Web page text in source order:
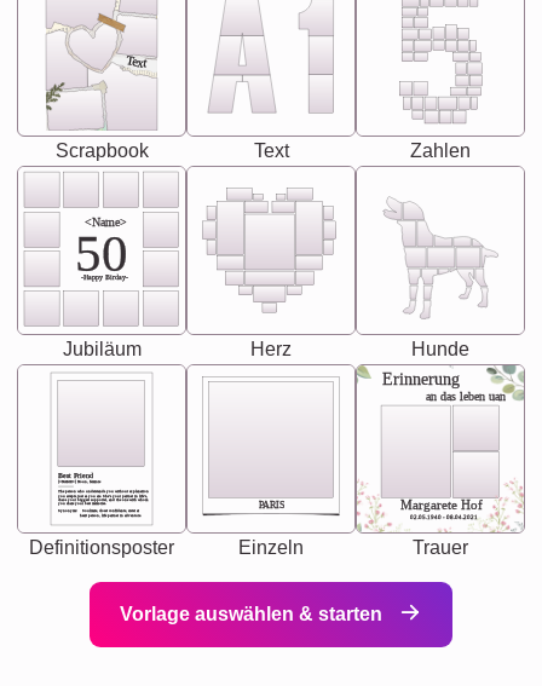
Text
Scrapbook Text Zahlen
<Name>
50
-Happy Birday-
Jubiläum Herz Hunde
Best Friend
[<NAME>] Noun, feminie
Synonyms: Soulmate, closet confidante, sister at
heart person, life partner in adventure.
The person who understands you without explanation
you accepts just as you are. She's your partner in life's,
chaos your biggest supporter, and the one with whom
you share your best memories.
Definitionsposter
PARIS
Einzeln
Erinnerung
an das leben uan
Margarete Hof
02.05.1940 - 08.04.2021
Trauer
Vorlage auswählen & starten